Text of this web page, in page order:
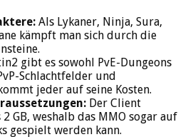
Als Lykaner, Ninja, Sura,
kämpft man sich durch die
gibt es sowohl PvE-Dungeons
Schlachtfelder und
jeder auf seine Kosten.
Der Client
GB, weshalb das MMO sogar auf
gespielt werden kann.